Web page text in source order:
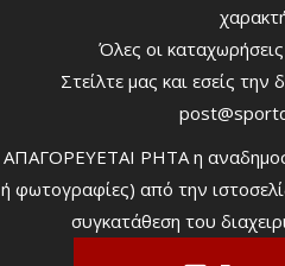
Όλες οι
Στείλτε μας και εσείς την
ΑΠΑΓΟΡΕΥΕΤΑΙ ΡΗΤΑ η
ή φωτογραφίες) από την
συγκατάθεση του